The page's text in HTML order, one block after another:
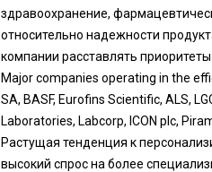
здравоохранение,
относительно надежности
компании расставлять
Major companies operating in the
SA, BASF, Eurofins Scientific, ALS,
Laboratories, Labcorp, ICON plc,
Растущая тенденция к
высокий спрос на более